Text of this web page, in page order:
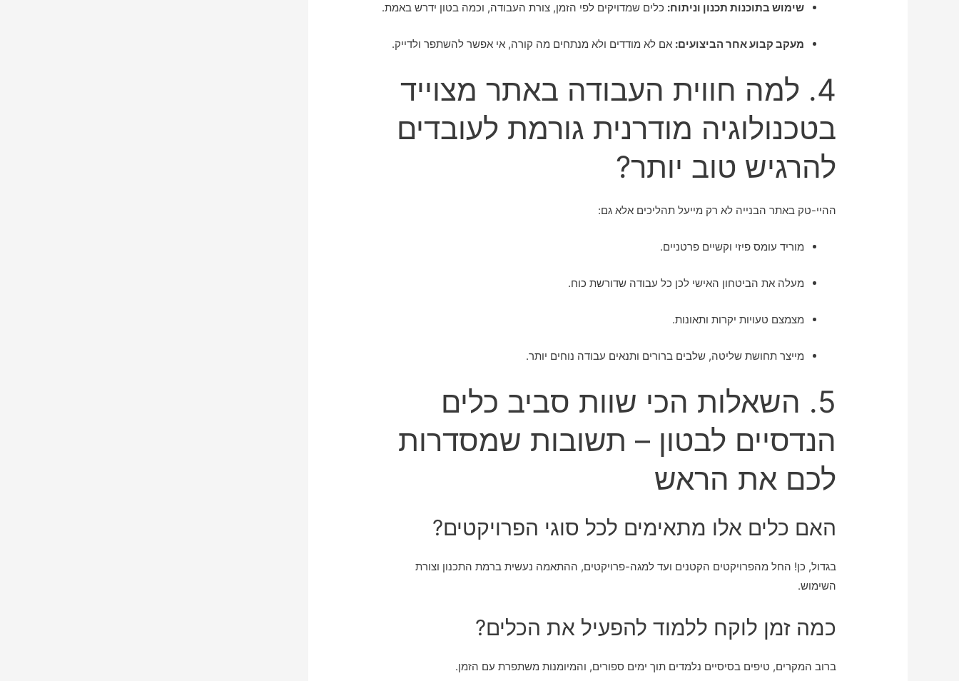
שימוש בתוכנות תכנון וניתוח: כלים שמדויקים לפי הזמן, צורת העבודה, וכמה בטון ידרש באמת.
מעקב קבוע אחר הביצועים: אם לא מודדים ולא מנתחים מה קורה, אי אפשר להשתפר ולדייק.
4. למה חווית העבודה באתר מצוייד
בטכנולוגיה מודרנית גורמת לעובדים
להרגיש טוב יותר?
ההיי-טק באתר הבנייה לא רק מייעל תהליכים אלא גם:
מוריד עומס פיזי וקשיים פרטניים.
מעלה את הביטחון האישי לכן כל עבודה שדורשת כוח.
מצמצם טעויות יקרות ותאונות.
מייצר תחושת שליטה, שלבים ברורים ותנאים עבודה נוחים יותר.
5. השאלות הכי שוות סביב כלים
הנדסיים לבטון – תשובות שמסדרות
לכם את הראש
האם כלים אלו מתאימים לכל סוגי הפרויקטים?
בגדול, כן! החל מהפרויקטים הקטנים ועד למגה-פרויקטים, ההתאמה נעשית ברמת התכנון וצורת
השימוש.
כמה זמן לוקח ללמוד להפעיל את הכלים?
ברוב המקרים, טיפים בסיסיים נלמדים תוך ימים ספורים, והמיומנות משתפרת עם הזמן.